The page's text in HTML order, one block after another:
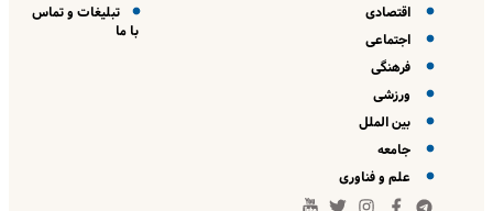
اقتصادی
اجتماعی
فرهنگی
ورزشی
بین الملل
جامعه
علم و فناوری
تبلیغات و تماس
با ما